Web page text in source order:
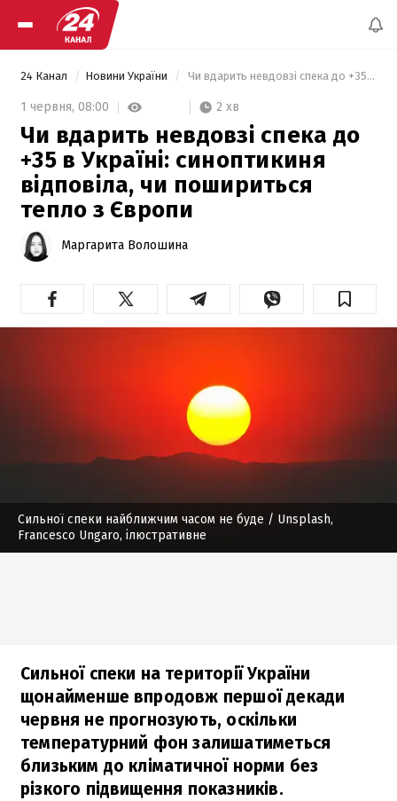
24 Канал Новини України Чи вдарить невдовзі спека до +35 в Україні: синоптикиня відповіла, чи пошириться тепло з Європи
1 червня, 08:00 2 хв
Чи вдарить невдовзі спека до
+35 в Україні: синоптикиня
відповіла, чи пошириться
тепло з Європи
Маргарита Волошина
Сильної спеки найближчим часом не буде / Unsplash,
Francesco Ungaro, ілюстративне
Сильної спеки на території України
щонайменше впродовж першої декади
червня не прогнозують, оскільки
температурний фон залишатиметься
близьким до кліматичної норми без
різкого підвищення показників.